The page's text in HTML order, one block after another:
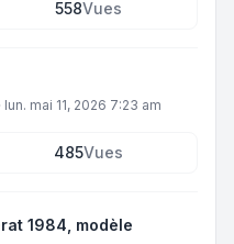
558Vues
lun. mai 11, 2026 7:23 am
485Vues
1984, modèle